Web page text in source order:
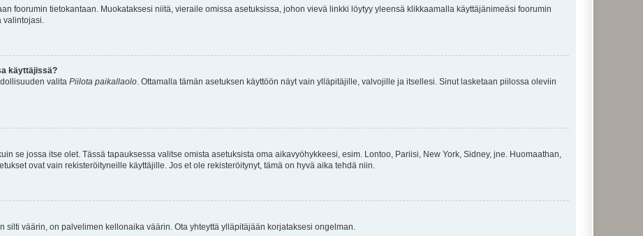
foorumin tietokantaan. Muokataksesi niitä, vieraile omissa asetuksissa, johon vievä linkki löytyy yleensä klikkaamalla käyttäjänimeäsi foorumin
käyttäjissä?
valita Piilota paikallaolo . Ottamalla tämän asetuksen käyttöön näyt vain ylläpitäjille, valvojille ja itsellesi. Sinut lasketaan piilossa oleviin
se jossa itse olet. Tässä tapauksessa valitse omista asetuksista oma aikavyöhykkeesi, esim. Lontoo, Pariisi, New York, Sidney, jne. Huomaathan,
ovat vain rekisteröityneille käyttäjille. Jos et ole rekisteröitynyt, tämä on hyvä aika tehdä niin.
väärin, on palvelimen kellonaika väärin. Ota yhteyttä ylläpitäjään korjataksesi ongelman.